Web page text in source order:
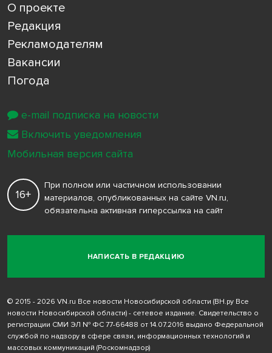
О проекте
Редакция
Рекламодателям
Вакансии
Погода
НАПИСАТЬ В РЕДАКЦИЮ
16+
При полном или частичном использовании
материалов, опубликованных на сайте VN.ru,
обязательна активная гиперссылка на сайт
© 2015 - 2026 VN.ru Все новости Новосибирской области (ВН.ру Все
новости Новосибирской области) - сетевое издание. Свидетельство о
регистрации СМИ ЭЛ № ФС 77-66488 от 14.07.2016 выдано Федеральной
службой по надзору в сфере связи, информационных технологий и
массовых коммуникаций (Роскомнадзор)
e-mail подписка на новости
Включить уведомления
Мобильная версия сайта